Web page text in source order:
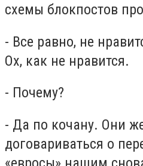
схемы блокпостов
- Все равно, не
Ох, как не нравится.
- Почему?
- Да по кочану. Они
договариваться о